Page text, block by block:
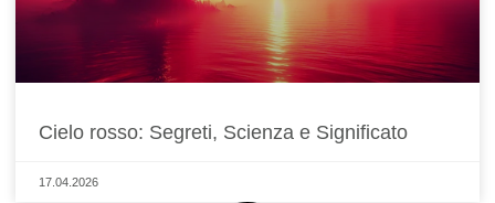
Cielo rosso: Segreti, Scienza e Significato
17.04.2026